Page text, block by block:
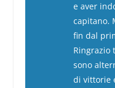
e aver
capitano.
fin dal
Ringrazio
sono
di vittorie